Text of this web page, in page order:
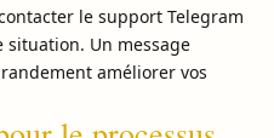
le support Telegram
situation. Un message
améliorer vos